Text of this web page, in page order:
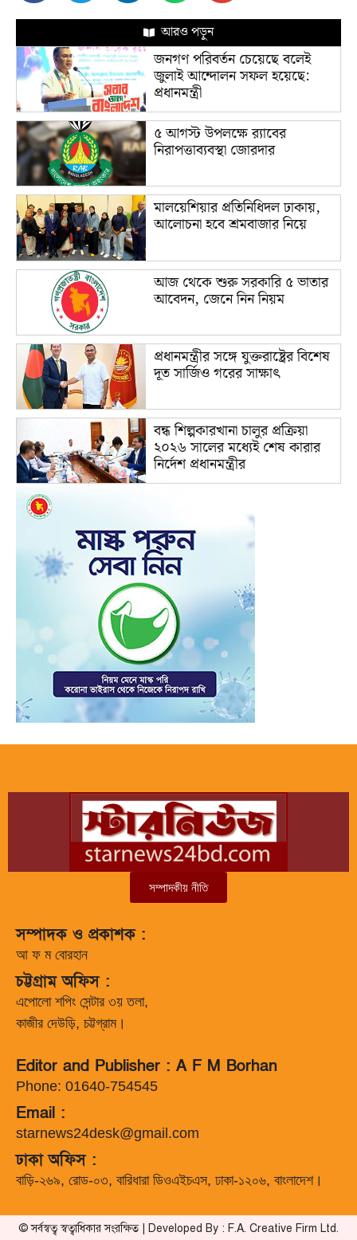
আরও পড়ুন
জনগণ পরিবর্তন চেয়েছে বলেই
জুলাই আন্দোলন সফল হয়েছে:
প্রধানমন্ত্রী
৫ আগস্ট উপলক্ষে র‌্যাবের
নিরাপত্তাব্যবস্থা জোরদার
মালয়েশিয়ার প্রতিনিধিদল ঢাকায়,
আলোচনা হবে শ্রমবাজার নিয়ে
আজ থেকে শুরু সরকারি ৫ ভাতার
আবেদন, জেনে নিন নিয়ম
প্রধানমন্ত্রীর সঙ্গে যুক্তরাষ্ট্রের বিশেষ
দূত সার্জিও গরের সাক্ষাৎ
বন্ধ শিল্পকারখানা চালুর প্রক্রিয়া
২০২৬ সালের মধ্যেই শেষ কারার
নির্দেশ প্রধানমন্ত্রীর
সম্পাদকীয় নীতি
সম্পাদক ও প্রকাশক :
আ ফ ম বোরহান
চট্টগ্রাম অফিস :
এপোলো শপিং সেন্টার ৩য় তলা,
কাজীর দেউড়ি, চট্টগ্রাম।
Editor and Publisher : A F M Borhan
Phone: 01640-754545
Email :
starnews24desk@gmail.com
ঢাকা অফিস :
বাড়ি-২৬৯, রোড-০৩, বারিধারা ডিওএইচএস, ঢাকা-১২০৬, বাংলাদেশ।
© সর্বস্বত্ব স্বত্বাধিকার সংরক্ষিত | Developed By : F.A. Creative Firm Ltd.